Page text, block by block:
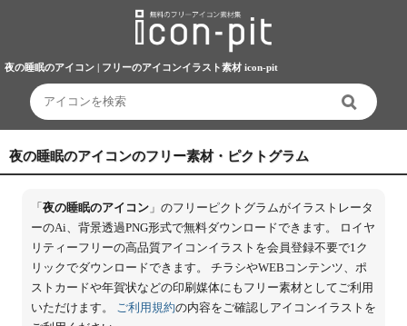
夜の睡眠のアイコン | フリーのアイコンイラスト素材 icon-pit
夜の睡眠のアイコンのフリー素材・ピクトグラム
「 夜の睡眠のアイコン」のフリーピクトグラムがイラストレータ
ーのAi、背景透過PNG形式で無料ダウンロードできます。 ロイヤ
リティーフリーの高品質アイコンイラストを会員登録不要で1ク
リックでダウンロードできます。 チラシやWEBコンテンツ、ポ
ストカードや年賀状などの印刷媒体にもフリー素材としてご利用
いただけます。 ご利用規約の内容をご確認しアイコンイラストを